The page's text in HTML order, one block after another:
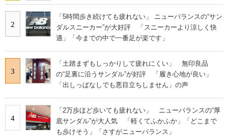
2
「5時間歩き続けても疲れない」 ニューバランスの“サン
ダルスニーカー”が大好評 「スニーカーより涼しく快
適」「今までの中で一番足が楽です」
3
「土踏まずもしっかりして疲れにくい」 無印良品
の“足裏に沿うサンダル”が好評 「履き心地が良い」
「出しっぱなしでも悪目立ちしません」の声
4
「2万歩ほど歩いても疲れない」 ニューバランスの“厚
底サンダル”が大人気 「軽くてふかふか」「どこまで
も歩けそう」「さすがニューバランス」